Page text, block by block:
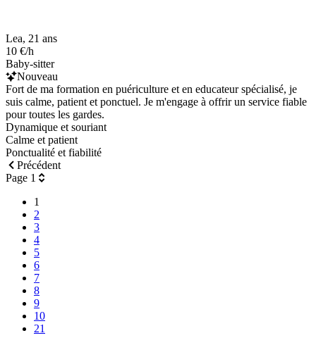
Lea, 21 ans
10 €/h
Baby-sitter
Nouveau
Fort de ma formation en puériculture et en educateur spécialisé, je
suis calme, patient et ponctuel. Je m'engage à offrir un service fiable
pour toutes les gardes.
Dynamique et souriant
Calme et patient
Ponctualité et fiabilité
Précédent
Page 1
1
2
3
4
5
6
7
8
9
10
21